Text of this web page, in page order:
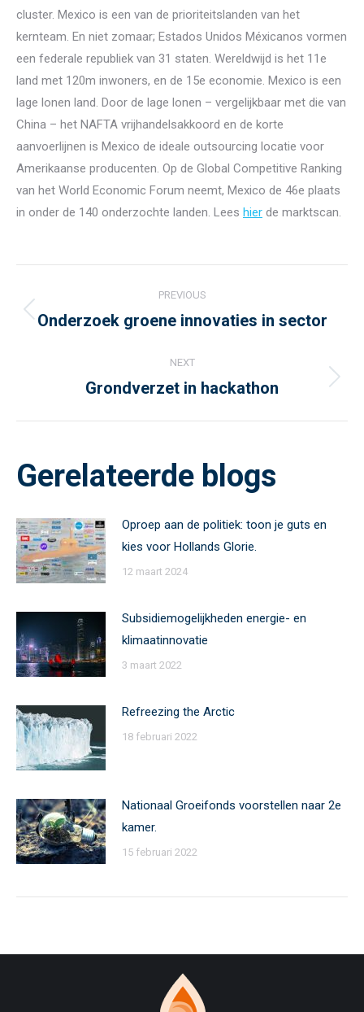
cluster. Mexico is een van de prioriteitslanden van het
kernteam. En niet zomaar; Estados Unidos Méxicanos vormen
een federale republiek van 31 staten. Wereldwijd is het 11e
land met 120m inwoners, en de 15e economie. Mexico is een
lage lonen land. Door de lage lonen – vergelijkbaar met die van
China – het NAFTA vrijhandelsakkoord en de korte
aanvoerlijnen is Mexico de ideale outsourcing locatie voor
Amerikaanse producenten. Op de Global Competitive Ranking
van het World Economic Forum neemt, Mexico de 46e plaats
in onder de 140 onderzochte landen. Lees hier de marktscan.
navigation
PREVIOUS
Previous
Onderzoek groene innovaties in sector
NEXT
Next
Grondverzet in hackathon
Gerelateerde blogs
Oproep aan de politiek: toon je guts en
kies voor Hollands Glorie.
12 maart 2024
Subsidiemogelijkheden energie- en
klimaatinnovatie
3 maart 2022
Refreezing the Arctic
18 februari 2022
Nationaal Groeifonds voorstellen naar 2e
kamer.
15 februari 2022